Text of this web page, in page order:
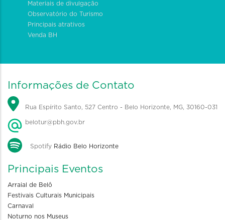
Materiais de divulgação
Observatório do Turismo
Principais atrativos
Venda BH
Informações de Contato
Rua Espírito Santo, 527 Centro - Belo Horizonte, MG, 30160-031
belotur@pbh.gov.br
Spotify Rádio Belo Horizonte
Principais Eventos
Arraial de Belô
Festivais Culturais Municipais
Carnaval
Noturno nos Museus